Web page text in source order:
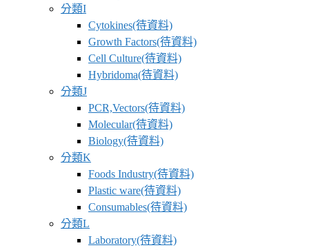
分類I
Cytokines(待資料)
Growth Factors(待資料)
Cell Culture(待資料)
Hybridoma(待資料)
分類J
PCR,Vectors(待資料)
Molecular(待資料)
Biology(待資料)
分類K
Foods Industry(待資料)
Plastic ware(待資料)
Consumables(待資料)
分類L
Laboratory(待資料)